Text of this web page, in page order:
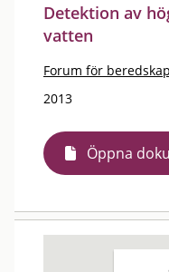
Detektion av
vatten
Forum för
2013
Öppna